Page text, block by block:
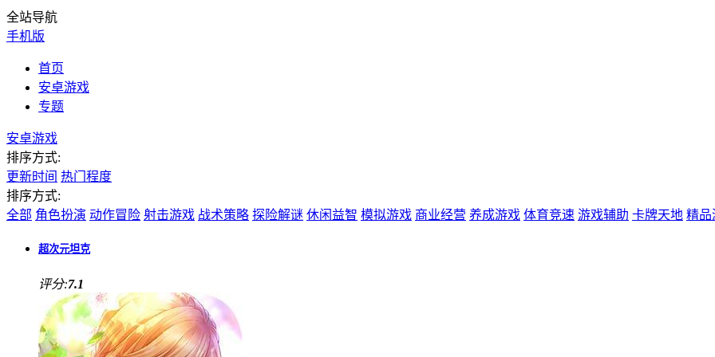
全站导航
手机版
首页
安卓游戏
专题
安卓游戏
排序方式:
更新时间 热门程度
排序方式:
全部 角色扮演 动作冒险 射击游戏 战术策略 探险解谜 休闲益智 模拟游戏 商业经营 养成游戏 体育竞速 游戏辅助 卡牌天地 精品
超次元坦克
评分:7.1